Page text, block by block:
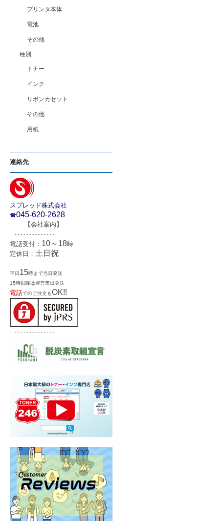
プリンタ本体
電池
その他
種別
トナー
インク
リボンカセット
その他
用紙
連絡先
スプレッド株式会社
☎045-620-2628
【会社案内 】
- - - - - - - - - - - - - -
電話受付： 10～18時
定休日： 土日祝
平日 15時まで当日発送
15時以降は翌営業日発送
電話でのご注文もOK!!
- - - - - - - - - - - - - -